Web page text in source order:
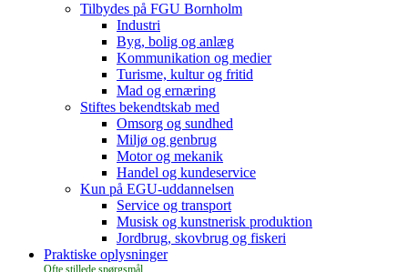
Tilbydes på FGU Bornholm
Industri
Byg, bolig og anlæg
Kommunikation og medier
Turisme, kultur og fritid
Mad og ernæring
Stiftes bekendtskab med
Omsorg og sundhed
Miljø og genbrug
Motor og mekanik
Handel og kundeservice
Kun på EGU-uddannelsen
Service og transport
Musisk og kunstnerisk produktion
Jordbrug, skovbrug og fiskeri
Praktiske oplysninger